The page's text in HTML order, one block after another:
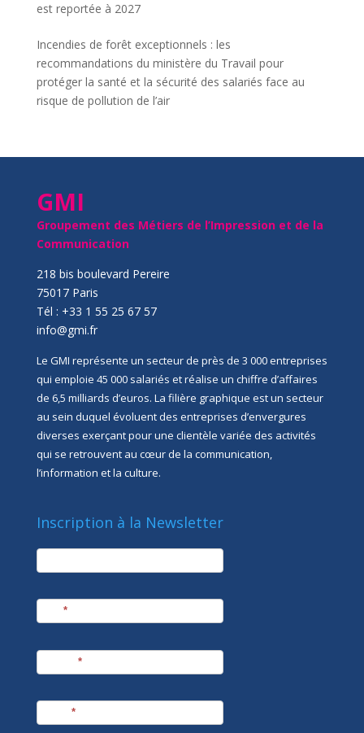
est reportée à 2027
Incendies de forêt exceptionnels : les
recommandations du ministère du Travail pour
protéger la santé et la sécurité des salariés face au
risque de pollution de l’air
GMI
Groupement des Métiers de l’Impression et de la
Communication
218 bis boulevard Pereire
75017 Paris
Tél : +33 1 55 25 67 57
info@gmi.fr
Le GMI représente un secteur de près de 3 000 entreprises
qui emploie 45 000 salariés et réalise un chiffre d’affaires
de 6,5 milliards d’euros. La filière graphique est un secteur
au sein duquel évoluent des entreprises d’envergures
diverses exerçant pour une clientèle variée des activités
qui se retrouvent au cœur de la communication,
l’information et la culture.
Inscription à la Newsletter
newsletter
*
*
*